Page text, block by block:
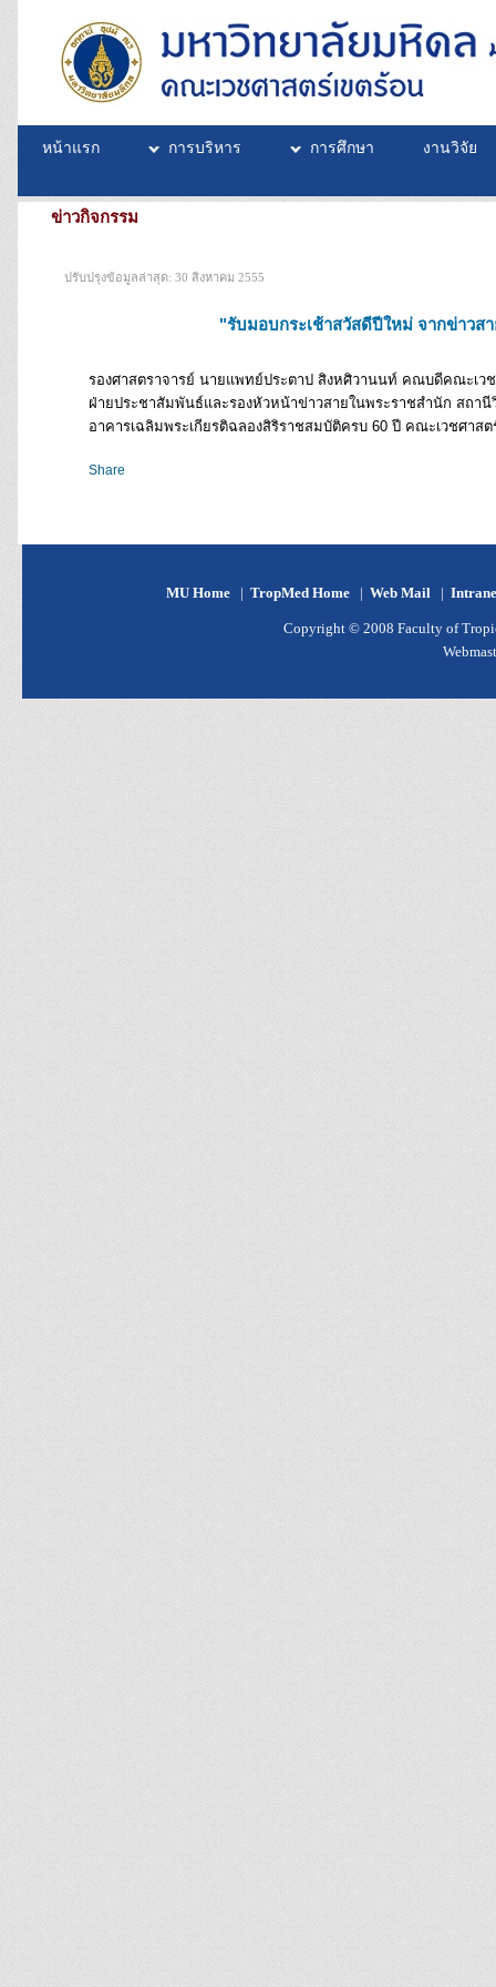
หน้าแรก การบริหาร การศึกษา งานวิจัย
ข่าวกิจกรรม
ปรับปรุงข้อมูลล่าสุด: 30 สิงหาคม 2555
"รับมอบกระเช้าสวัสดีปีใหม่ จากข่าวส
รองศาสตราจารย์ นายแพทย์ประตาป สิงหศิวานนท์ คณบดีคณะเ
ฝ่ายประชาสัมพันธ์และรองหัวหน้าข่าวสายในพระราชสำนัก สถ
อาคารเฉลิมพระเกียรติฉลองสิริราชสมบัติครบ 60 ปี คณะเวชศาส
Share
MU Home | TropMed Home | Web Mail |
Copyright © 2008 Faculty of